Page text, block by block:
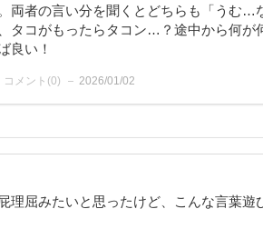
両者の言い分を聞くとどちらも「うむ…
タコがもったらタコン…？途中から何が
良い！
コメント(0) 2026/01/02
理屈みたいと思ったけど、こんな言葉遊